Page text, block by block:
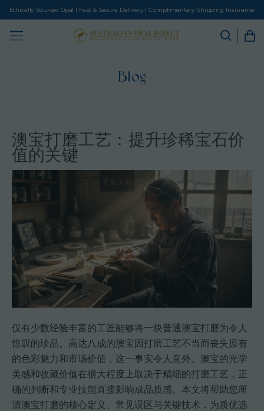
Ethically Sourced Opal I Fast & Secure Delivery I Complimentary Shipping Insurance
Blog
澳宝打磨工艺：提升珍稀宝石价
值的关键
仅有少数经验丰富的工匠能够将一块普通澳宝打磨为令人
惊叹的珍品。高达八成的澳宝因打磨工艺不当而丧失原有
的色彩魅力和市场价值，这一事实令人意外。澳宝的光学
美感和收藏价值在很大程度上取决于精细的打磨工艺，正
确的判断和专业技能直接影响成品质感。本文将帮助您厘
清澳宝打磨的核心定义、常见误区与关键技术，为质优选